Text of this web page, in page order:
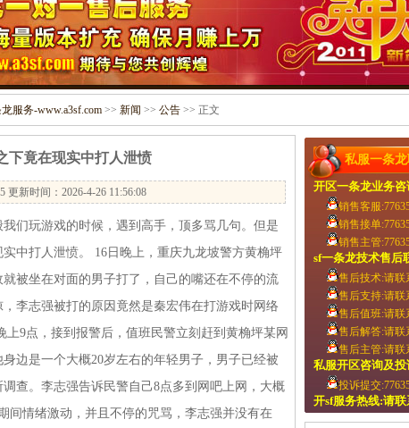
服务-www.a3sf.com >> 新闻 >> 公告 >> 正文
下竟在现实中打人泄愤
更新时间：2026-4-26 11:56:08
玩游戏的时候，遇到高手，顶多骂几句。但是
中打人泄愤。 16日晚上，重庆九龙坡警方黄桷坪
被坐在对面的男子打了，自己的嘴还在不停的流
李志强被打的原因竟然是秦宏伟在打游戏时网络
9点，接到报警后，值班民警立刻赶到黄桷坪某网
边是一个大概20岁左右的年轻男子，男子已经被
查。李志强告诉民警自己8点多到网吧上网，大概
间情绪激动，并且不停的咒骂，李志强并没有在
私服一条
开区一条龙业务
销售客服
销售接单
销售主管
sf一条龙技术售后
售后技术:请联
售后支持:请联
售后值班:请联
售后解答:请联
售后主管:请联
私服开区咨询及投
投诉提交
开sf服务热线:请